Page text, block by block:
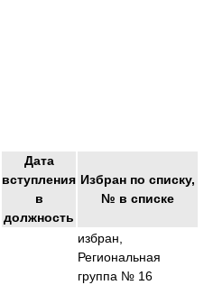
Дата
вступления
в
должность
Избран по списку,
№ в списке
избран,
Региональная
группа № 16